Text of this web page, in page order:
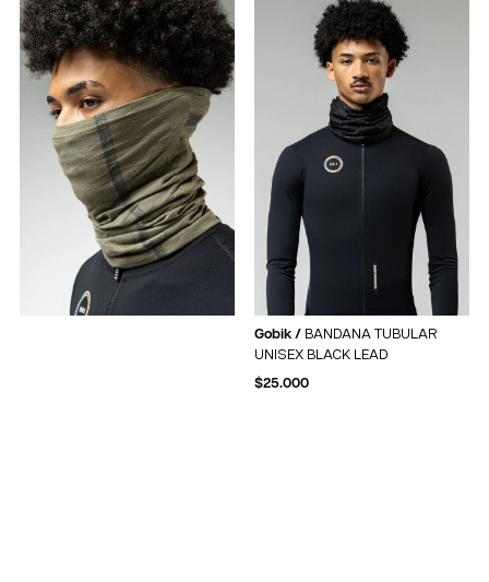
Gobik / BANDANA TUBULAR
UNISEX BLACK LEAD
$25.000